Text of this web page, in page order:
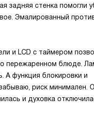
задняя стенка помогли
Эмалированный
и LCD с таймером
пережаренном блюде.
А функция блокировки и
риск минимален.
и духовка